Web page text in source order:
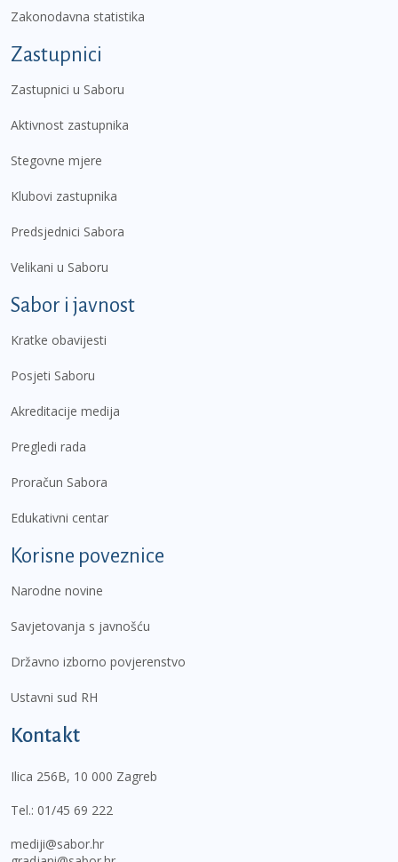
Zakonodavna statistika
Zastupnici
Zastupnici u Saboru
Aktivnost zastupnika
Stegovne mjere
Klubovi zastupnika
Predsjednici Sabora
Velikani u Saboru
Sabor i javnost
Kratke obavijesti
Posjeti Saboru
Akreditacije medija
Pregledi rada
Proračun Sabora
Edukativni centar
Korisne poveznice
Narodne novine
Savjetovanja s javnošću
Državno izborno povjerenstvo
Ustavni sud RH
Kontakt
Ilica 256B, 10 000 Zagreb
Tel.: 01/45 69 222
mediji@sabor.hr